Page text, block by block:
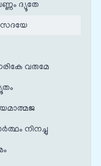
ദ്യൂതേ
സദയേ
വരുമേ
നിനച്ചു